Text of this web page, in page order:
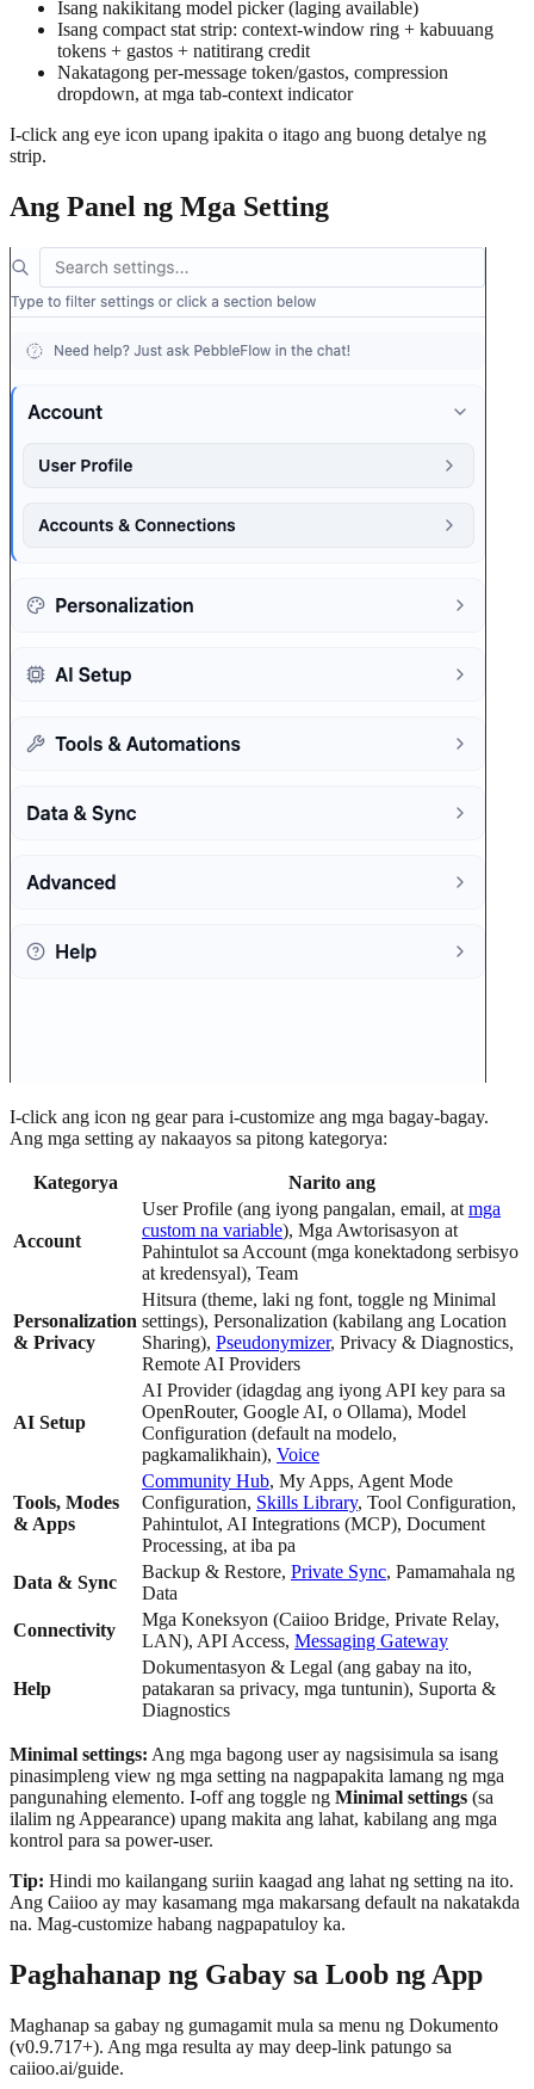
Isang nakikitang model picker (laging available)
Isang compact stat strip: context-window ring + kabuuang
tokens + gastos + natitirang credit
Nakatagong per-message token/gastos, compression
dropdown, at mga tab-context indicator
I-click ang eye icon upang ipakita o itago ang buong detalye ng
strip.
Ang Panel ng Mga Setting
I-click ang icon ng gear para i-customize ang mga bagay-bagay.
Ang mga setting ay nakaayos sa pitong kategorya:
Kategorya Narito ang
Account
User Profile (ang iyong pangalan, email, at mga
custom na variable), Mga Awtorisasyon at
Pahintulot sa Account (mga konektadong serbisyo
at kredensyal), Team
Personalization
& Privacy
Hitsura (theme, laki ng font, toggle ng Minimal
settings), Personalization (kabilang ang Location
Sharing), Pseudonymizer, Privacy & Diagnostics,
Remote AI Providers
AI Setup
AI Provider (idagdag ang iyong API key para sa
OpenRouter, Google AI, o Ollama), Model
Configuration (default na modelo,
pagkamalikhain), Voice
Tools, Modes
& Apps
Community Hub, My Apps, Agent Mode
Configuration, Skills Library, Tool Configuration,
Pahintulot, AI Integrations (MCP), Document
Processing, at iba pa
Data & Sync
Backup & Restore, Private Sync, Pamamahala ng
Data
Connectivity
Mga Koneksyon (Caiioo Bridge, Private Relay,
LAN), API Access, Messaging Gateway
Help
Dokumentasyon & Legal (ang gabay na ito,
patakaran sa privacy, mga tuntunin), Suporta &
Diagnostics
Minimal settings: Ang mga bagong user ay nagsisimula sa isang
pinasimpleng view ng mga setting na nagpapakita lamang ng mga
pangunahing elemento. I-off ang toggle ng Minimal settings (sa
ilalim ng Appearance) upang makita ang lahat, kabilang ang mga
kontrol para sa power-user.
Tip: Hindi mo kailangang suriin kaagad ang lahat ng setting na ito.
Ang Caiioo ay may kasamang mga makarsang default na nakatakda
na. Mag-customize habang nagpapatuloy ka.
Paghahanap ng Gabay sa Loob ng App
Maghanap sa gabay ng gumagamit mula sa menu ng Dokumento
(v0.9.717+). Ang mga resulta ay may deep-link patungo sa
caiioo.ai/guide.